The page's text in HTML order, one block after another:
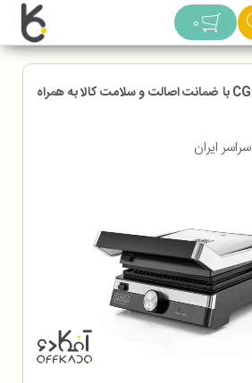
0
گریل بلک اند دکر CG2000 با ضمانت اصالت و سلامت کالا به همراه
سراسر ایران